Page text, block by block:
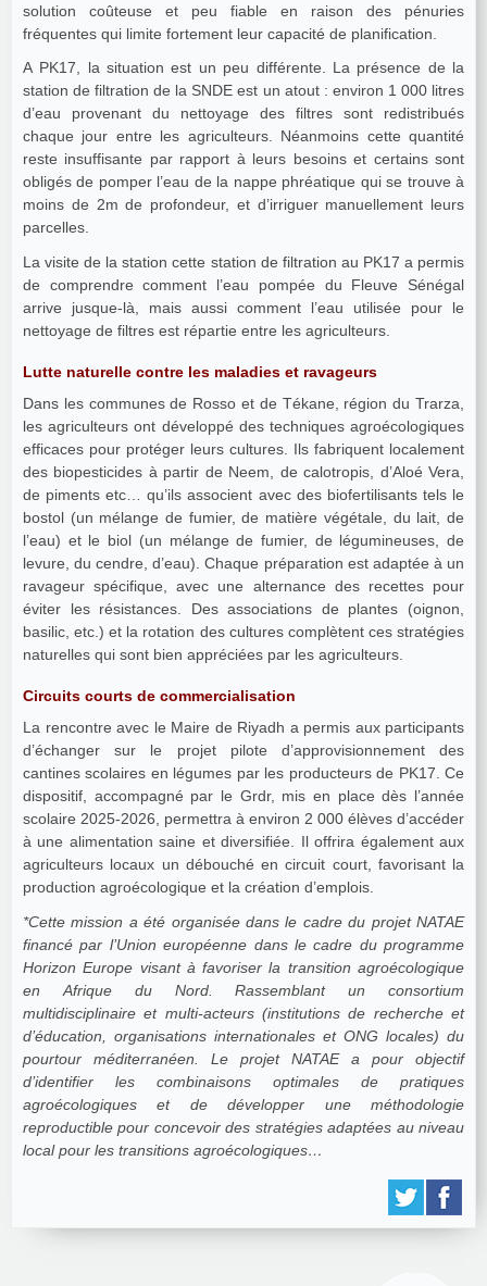
solution coûteuse et peu fiable en raison des pénuries
fréquentes qui limite fortement leur capacité de planification.
A PK17, la situation est un peu différente. La présence de la
station de filtration de la SNDE est un atout : environ 1 000 litres
d’eau provenant du nettoyage des filtres sont redistribués
chaque jour entre les agriculteurs. Néanmoins cette quantité
reste insuffisante par rapport à leurs besoins et certains sont
obligés de pomper l’eau de la nappe phréatique qui se trouve à
moins de 2m de profondeur, et d’irriguer manuellement leurs
parcelles.
La visite de la station cette station de filtration au PK17 a permis
de comprendre comment l’eau pompée du Fleuve Sénégal
arrive jusque-là, mais aussi comment l’eau utilisée pour le
nettoyage de filtres est répartie entre les agriculteurs.
Lutte naturelle contre les maladies et ravageurs
Dans les communes de Rosso et de Tékane, région du Trarza,
les agriculteurs ont développé des techniques agroécologiques
efficaces pour protéger leurs cultures. Ils fabriquent localement
des biopesticides à partir de Neem, de calotropis, d’Aloé Vera,
de piments etc… qu’ils associent avec des biofertilisants tels le
bostol (un mélange de fumier, de matière végétale, du lait, de
l’eau) et le biol (un mélange de fumier, de légumineuses, de
levure, du cendre, d’eau). Chaque préparation est adaptée à un
ravageur spécifique, avec une alternance des recettes pour
éviter les résistances. Des associations de plantes (oignon,
basilic, etc.) et la rotation des cultures complètent ces stratégies
naturelles qui sont bien appréciées par les agriculteurs.
Circuits courts de commercialisation
La rencontre avec le Maire de Riyadh a permis aux participants
d’échanger sur le projet pilote d’approvisionnement des
cantines scolaires en légumes par les producteurs de PK17. Ce
dispositif, accompagné par le Grdr, mis en place dès l’année
scolaire 2025-2026, permettra à environ 2 000 élèves d’accéder
à une alimentation saine et diversifiée. Il offrira également aux
agriculteurs locaux un débouché en circuit court, favorisant la
production agroécologique et la création d’emplois.
*Cette mission a été organisée dans le cadre du projet NATAE
financé par l’Union européenne dans le cadre du programme
Horizon Europe visant à favoriser la transition agroécologique
en Afrique du Nord. Rassemblant un consortium
multidisciplinaire et multi-acteurs (institutions de recherche et
d’éducation, organisations internationales et ONG locales) du
pourtour méditerranéen. Le projet NATAE a pour objectif
d’identifier les combinaisons optimales de pratiques
agroécologiques et de développer une méthodologie
reproductible pour concevoir des stratégies adaptées au niveau
local pour les transitions agroécologiques…